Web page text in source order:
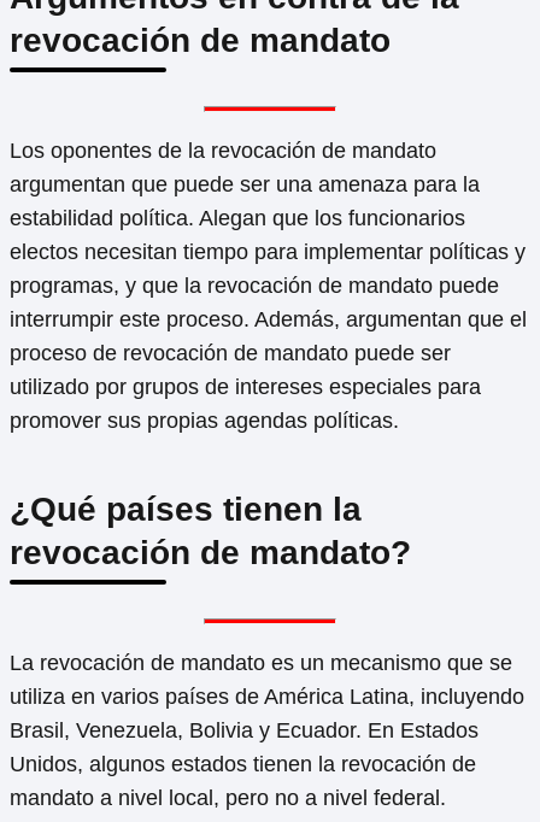
revocación de mandato
Los oponentes de la revocación de mandato
argumentan que puede ser una amenaza para la
estabilidad política. Alegan que los funcionarios
electos necesitan tiempo para implementar políticas y
programas, y que la revocación de mandato puede
interrumpir este proceso. Además, argumentan que el
proceso de revocación de mandato puede ser
utilizado por grupos de intereses especiales para
promover sus propias agendas políticas.
¿Qué países tienen la
revocación de mandato?
La revocación de mandato es un mecanismo que se
utiliza en varios países de América Latina, incluyendo
Brasil, Venezuela, Bolivia y Ecuador. En Estados
Unidos, algunos estados tienen la revocación de
mandato a nivel local, pero no a nivel federal.